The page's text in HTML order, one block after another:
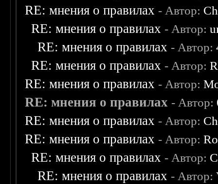
RE: мнения о правилах - Автор:
RE: мнения о правилах - Автор:
RE: мнения о правилах - Автор:
RE: мнения о правилах - Автор:
RE: мнения о правилах - Автор:
RE: мнения о правилах - Автор:
RE: мнения о правилах - Автор:
RE: мнения о правилах - Автор:
RE: мнения о правилах - Автор:
RE: мнения о правилах - Автор: